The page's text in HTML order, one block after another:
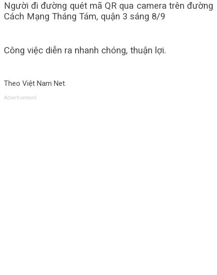
Người đi đường quét mã QR qua camera trên đường
Cách Mạng Tháng Tám, quận 3 sáng 8/9
Công việc diễn ra nhanh chóng, thuận lợi.
Theo Việt Nam Net.
Advertisement